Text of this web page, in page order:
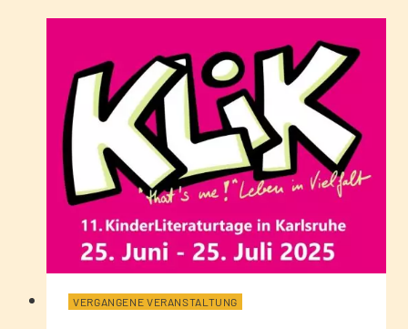
VERGANGENE VERANSTALTUNG